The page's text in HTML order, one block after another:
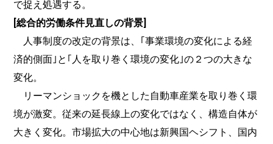
で捉え処遇する。
[総合的労働条件見直しの背景]
人事制度の改定の背景は、｢事業環境の変化による経
済的側面｣と｢人を取り巻く環境の変化｣の２つの大きな
変化。
リーマンショックを機とした自動車産業を取り巻く環
境が激変。従来の延長線上の変化ではなく、構造自体が
大きく変化。市場拡大の中心地は新興国ヘシフト、国内